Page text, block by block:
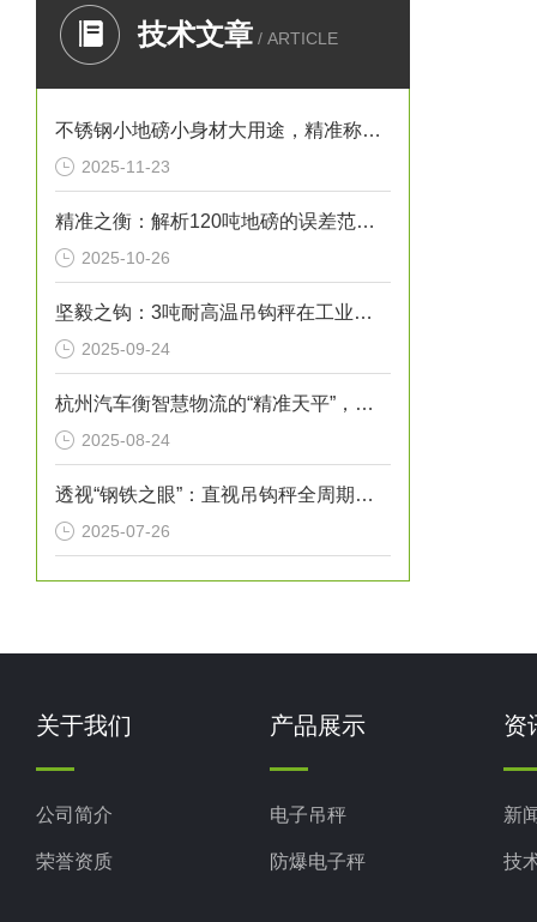
技术文章 / ARTICLE
不锈钢小地磅小身材大用途，精准称重的“全能选手”
2025-11-23
精准之衡：解析120吨地磅的误差范围与管理实践
2025-10-26
坚毅之钩：3吨耐高温吊钩秤在工业热环境下的特性
2025-09-24
杭州汽车衡智慧物流的“精准天平”，赋能城市经济高质量发展
2025-08-24
透视“钢铁之眼”：直视吊钩秤全周期检验维护指南
2025-07-26
关于我们
公司简介
荣誉资质
产品展示
电子吊秤
防爆电子秤
资
新
技